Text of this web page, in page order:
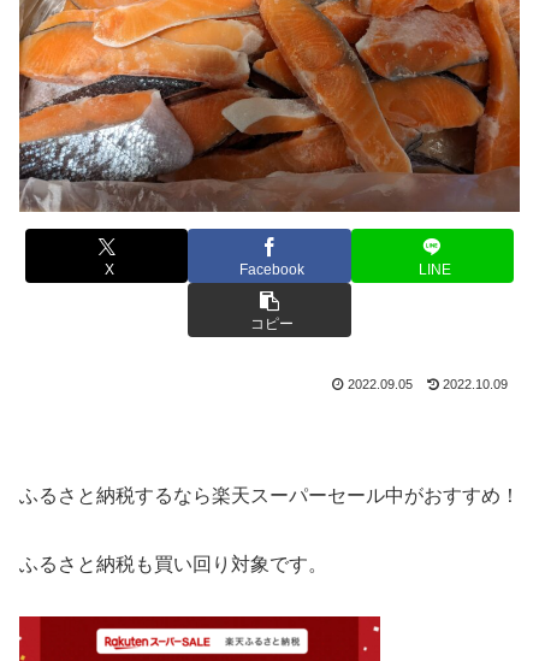
X Facebook LINE
コピー
2022.09.05 2022.10.09
ふるさと納税するなら楽天スーパーセール中がおすすめ！
ふるさと納税も買い回り対象です。